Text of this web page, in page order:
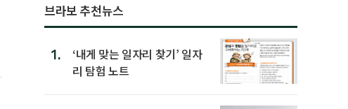
브라보 추천뉴스
1.
‘내게 맞는 일자리 찾기’ 일자
리 탐험 노트